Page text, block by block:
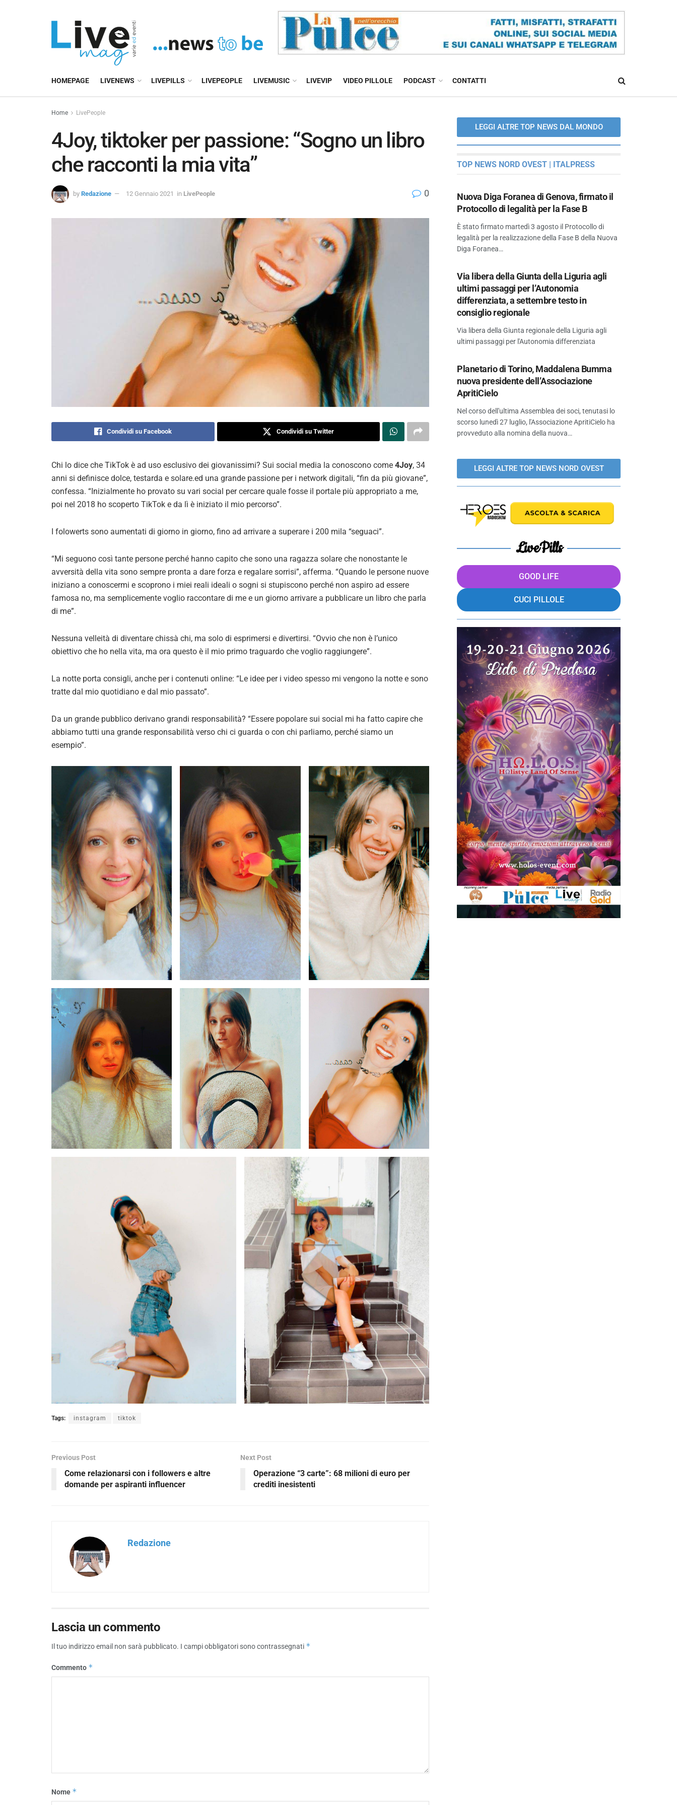
HOMEPAGE LIVENEWS LIVEPILLS LIVEPEOPLE LIVEMUSIC LIVEVIP VIDEO PILLOLE PODCAST CONTATTI
Home LivePeople
4Joy, tiktoker per passione: “Sogno un libro
che racconti la mia vita”
by Redazione 12 Gennaio 2021 in LivePeople 0
Condividi su Facebook Condividi su Twitter
Chi lo dice che TikTok è ad uso esclusivo dei giovanissimi? Sui social media la conoscono come 4Joy, 34
anni si definisce dolce, testarda e solare.ed una grande passione per i network digitali, “fin da più giovane”,
confessa. “Inizialmente ho provato su vari social per cercare quale fosse il portale più appropriato a me,
poi nel 2018 ho scoperto TikTok e da lì è iniziato il mio percorso”.
I folowerts sono aumentati di giorno in giorno, fino ad arrivare a superare i 200 mila “seguaci”.
“Mi seguono così tante persone perché hanno capito che sono una ragazza solare che nonostante le
avversità della vita sono sempre pronta a dare forza e regalare sorrisi”, afferma. “Quando le persone nuove
iniziano a conoscermi e scoprono i miei reali ideali o sogni si stupiscono perché non aspiro ad essere
famosa no, ma semplicemente voglio raccontare di me e un giorno arrivare a pubblicare un libro che parla
di me”.
Nessuna velleità di diventare chissà chi, ma solo di esprimersi e divertirsi. “Ovvio che non è l’unico
obiettivo che ho nella vita, ma ora questo è il mio primo traguardo che voglio raggiungere”.
La notte porta consigli, anche per i contenuti online: “Le idee per i video spesso mi vengono la notte e sono
tratte dal mio quotidiano e dal mio passato”.
Da un grande pubblico derivano grandi responsabilità? “Essere popolare sui social mi ha fatto capire che
abbiamo tutti una grande responsabilità verso chi ci guarda o con chi parliamo, perché siamo un
esempio”.
Tags: instagram tiktok
Previous Post
Come relazionarsi con i followers e altre
domande per aspiranti influencer
Next Post
Operazione “3 carte”: 68 milioni di euro per
crediti inesistenti
Redazione
Lascia un commento
Il tuo indirizzo email non sarà pubblicato. I campi obbligatori sono contrassegnati *
Commento *
Nome *
LEGGI ALTRE TOP NEWS DAL MONDO
TOP NEWS NORD OVEST | ITALPRESS
Nuova Diga Foranea di Genova, firmato il
Protocollo di legalità per la Fase B
È stato firmato martedì 3 agosto il Protocollo di
legalità per la realizzazione della Fase B della Nuova
Diga Foranea…
Via libera della Giunta della Liguria agli
ultimi passaggi per l’Autonomia
differenziata, a settembre testo in
consiglio regionale
Via libera della Giunta regionale della Liguria agli
ultimi passaggi per l'Autonomia differenziata
Planetario di Torino, Maddalena Bumma
nuova presidente dell’Associazione
ApritiCielo
Nel corso dell'ultima Assemblea dei soci, tenutasi lo
scorso lunedì 27 luglio, l'Associazione ApritiCielo ha
provveduto alla nomina della nuova…
LEGGI ALTRE TOP NEWS NORD OVEST
LivePills
GOOD LIFE
CUCI PILLOLE